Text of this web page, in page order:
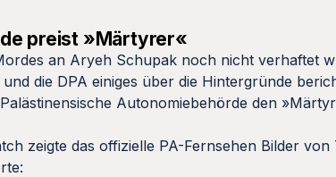
preist »Märtyrer«
an Aryeh Schupak noch nicht verhaftet
die DPA einiges über die Hintergründe
Autonomiebehörde den
zeigte das offizielle PA-Fernsehen Bilder